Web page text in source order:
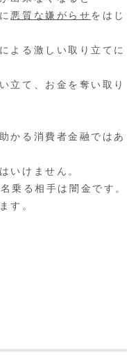
悪質な嫌がらせをはじ
よる激しい取り立てに
立て、お金を奪い取り
かる消費者金融ではあ
いけません。
乗る相手は闇金です。
す。